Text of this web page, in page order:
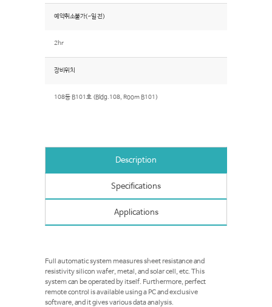
예약취소불가(~일 전)
2hr
장비위치
108동 B101호 (Bldg.108, Room B101)
Description
Specifications
Applications
Full automatic system measures sheet resistance and
resistivity silicon wafer, metal, and solar cell, etc. This
system can be operated by itself. Furthermore, perfect
remote control is available using a PC and exclusive
software, and it gives various data analysis.